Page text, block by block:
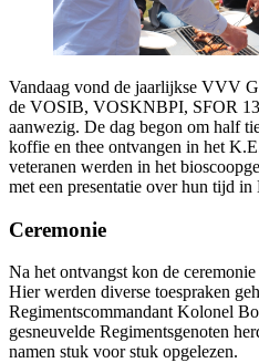
Vandaag vond de jaarlijkse VVV
de VOSIB, VOSKNBPI, SFOR 13
aanwezig. De dag begon om half
koffie en thee ontvangen in het
veteranen werden in het
met een presentatie over hun tijd in
Ceremonie
Na het ontvangst kon de
Hier werden diverse toespraken
Regimentscommandant Kolonel
gesneuvelde Regimentsgenoten
namen stuk voor stuk opgelezen.